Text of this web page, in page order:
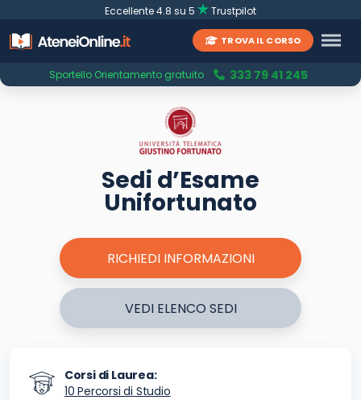
Eccellente 4.8 su 5 Trustpilot
TROVA IL CORSO
Sportello Orientamento gratuito 333 79 41 245
Sedi d’Esame
Unifortunato
RICHIEDI INFORMAZIONI
VEDI ELENCO SEDI
Corsi di Laurea:
10 Percorsi di Studio